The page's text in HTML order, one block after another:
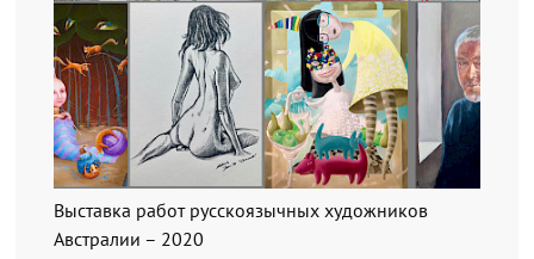
Выставка работ русскоязычных художников
Австралии – 2020